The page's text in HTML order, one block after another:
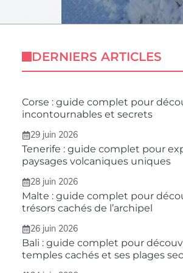
DERNIERS ARTICLES
Corse : guide complet pour
incontournables et secrets
29 juin 2026
Tenerife : guide complet pour
paysages volcaniques uniques
28 juin 2026
Malte : guide complet pour
trésors cachés de l’archipel
26 juin 2026
Bali : guide complet pour
temples cachés et ses plages